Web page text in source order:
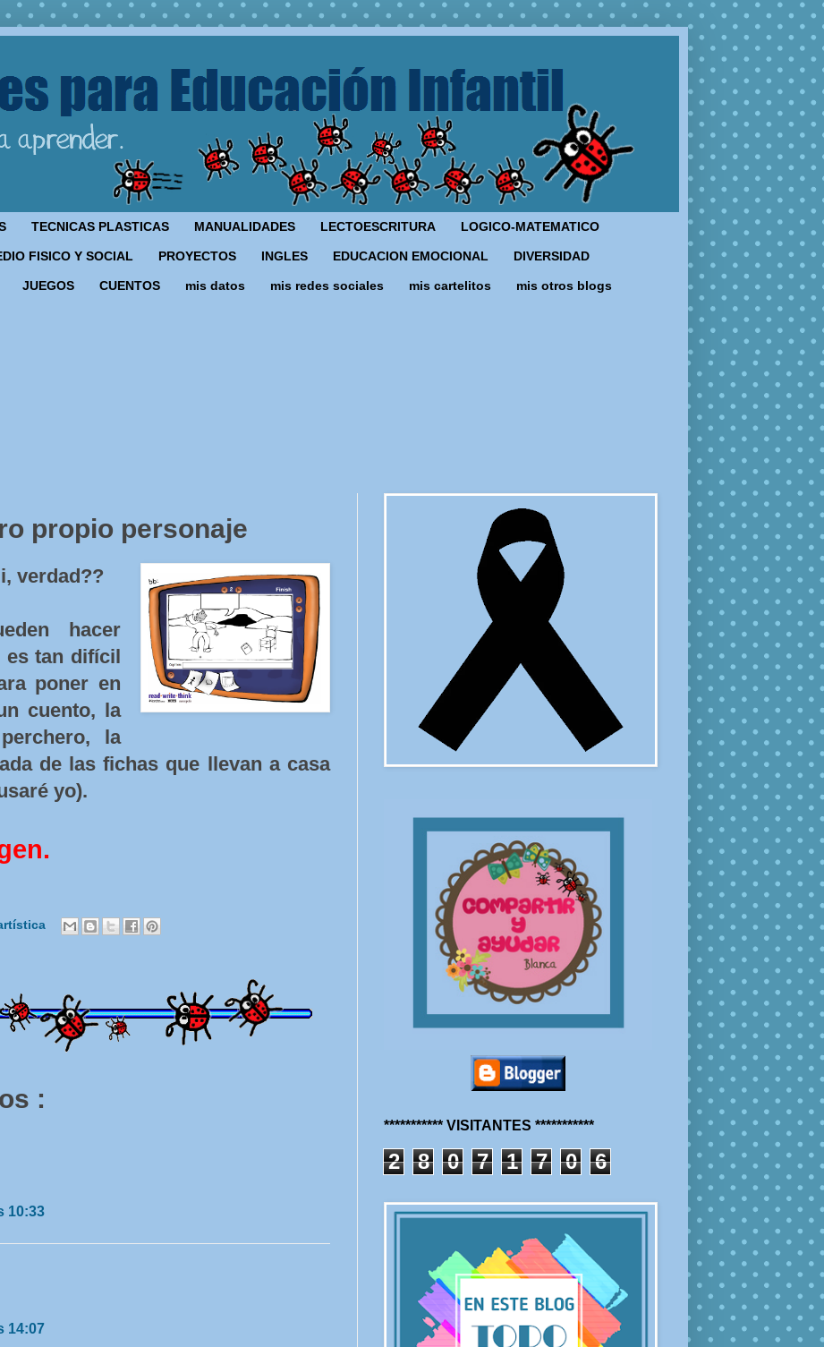
TECNICAS PLASTICAS MANUALIDADES LECTOESCRITURA LOGICO-MATEMATICO
FISICO Y SOCIAL PROYECTOS INGLES EDUCACION EMOCIONAL DIVERSIDAD
JUEGOS CUENTOS mis datos mis redes sociales mis cartelitos mis otros blogs
propio personaje
verdad??
hacer
tan difícil
poner en
cuento, la
la
de las fichas que llevan a casa
yo).
:
10:33
14:07
*********** VISITANTES ***********
2 8 0 7 1 7 0 6